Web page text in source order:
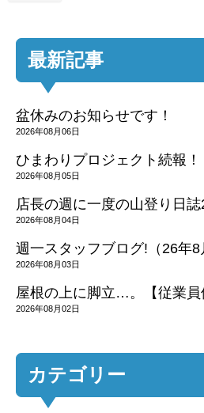
最新記事
盆休みのお知らせです！
2026年08月06日
ひまわりプロジェクト続報！
2026年08月05日
店長の週に一度の山登り日誌
2026年08月04日
週一スタッフブログ!（26年8
2026年08月03日
屋根の上に脚立…。【従業員
2026年08月02日
カテゴリー